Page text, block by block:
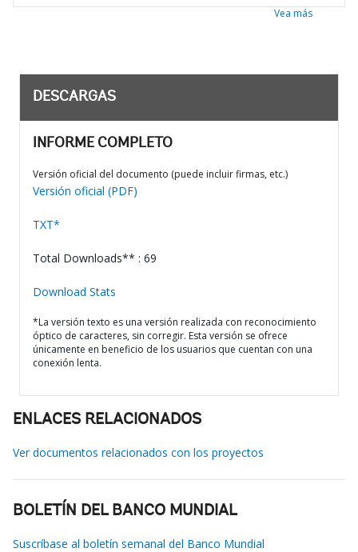
Vea más
DESCARGAS
INFORME COMPLETO
Versión oficial del documento (puede incluir firmas, etc.)
Versión oficial (PDF)
TXT*
Total Downloads** : 69
Download Stats
*La versión texto es una versión realizada con reconocimiento
óptico de caracteres, sin corregir. Esta versión se ofrece
únicamente en beneficio de los usuarios que cuentan con una
conexión lenta.
ENLACES RELACIONADOS
Ver documentos relacionados con los proyectos
BOLETÍN DEL BANCO MUNDIAL
Suscríbase al boletín semanal del Banco Mundial